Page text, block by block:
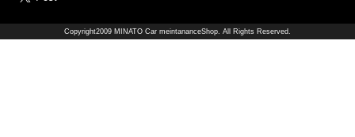
Copyright2009 MINATO Car meintananceShop. All Rights Reserved.